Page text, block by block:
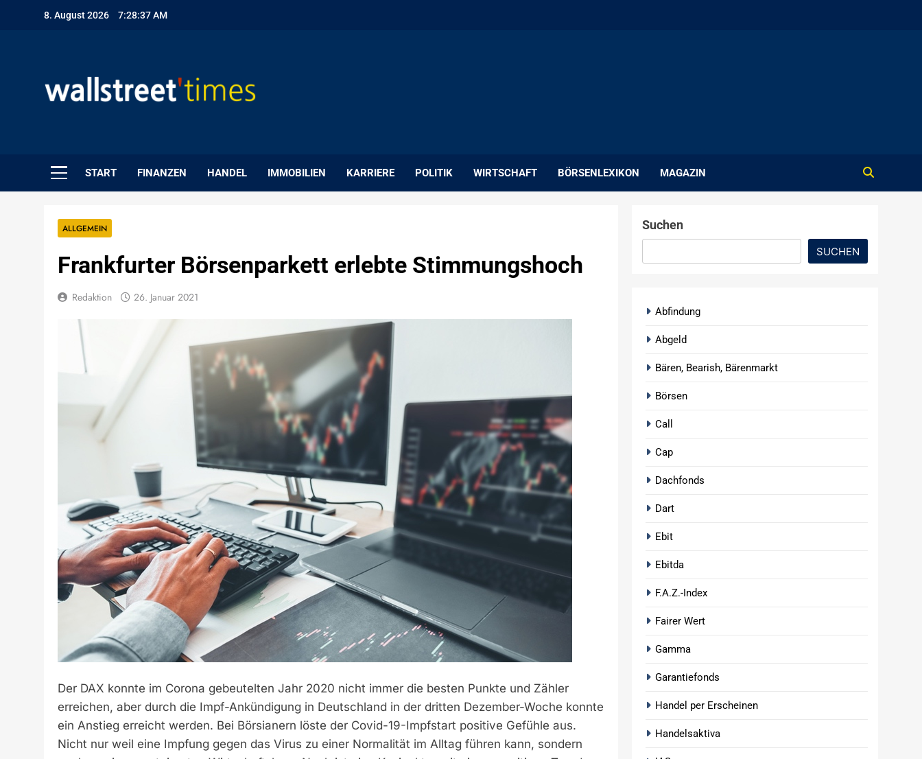
8. August 2026 7:28:38 AM
START FINANZEN HANDEL IMMOBILIEN KARRIERE POLITIK WIRTSCHAFT BÖRSENLEXIKON MAGAZIN
ALLGEMEIN
Frankfurter Börsenparkett erlebte Stimmungshoch
Redaktion 26. Januar 2021
Der DAX konnte im Corona gebeutelten Jahr 2020 nicht immer die besten Punkte und Zähler
erreichen, aber durch die Impf-Ankündigung in Deutschland in der dritten Dezember-Woche konnte
ein Anstieg erreicht werden. Bei Börsianern löste der Covid-19-Impfstart positive Gefühle aus.
Nicht nur weil eine Impfung gegen das Virus zu einer Normalität im Alltag führen kann, sondern
Suchen
SUCHEN
Abfindung
Abgeld
Bären, Bearish, Bärenmarkt
Börsen
Call
Cap
Dachfonds
Dart
Ebit
Ebitda
F.A.Z.-Index
Fairer Wert
Gamma
Garantiefonds
Handel per Erscheinen
Handelsaktiva